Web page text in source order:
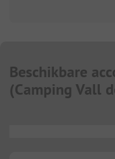
Beschikbare
(Camping Vall